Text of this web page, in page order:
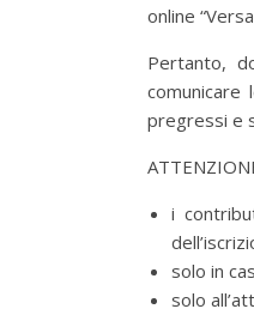
online
Pertanto,
pregressi e
i
solo in
solo